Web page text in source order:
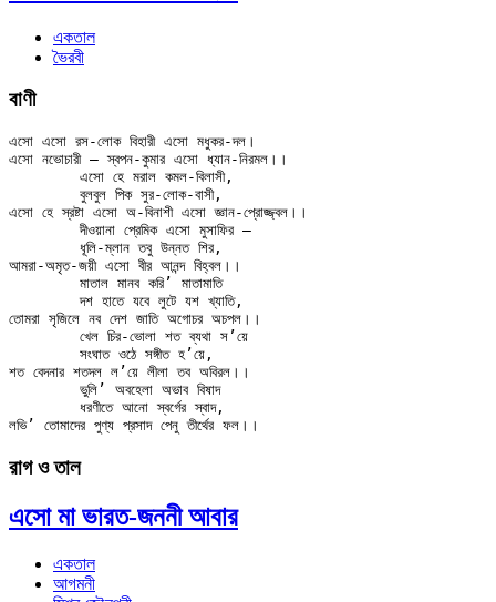
একতাল
ভৈরবী
বাণী
এসো এসো রস-লোক বিহারী এসো মধুকর-দল।
এসো নভোচারী — স্বপন-কুমার এসো ধ্যান-নিরমল।।
এসো হে স্রষ্টা এসো অ-বিনাশী এসো জ্ঞান-প্রোজ্জ্বল।।
	দীওয়ানা প্রেমিক এসো মুসাফির —
আমরা-অমৃত-জয়ী এসো বীর আনন্দ বিহ্বল।।
	দশ হাতে যবে লুটে যশ খ্যাতি,
তোমরা সৃজিলে নব দেশ জাতি অগোচর অচপল।।
শত বেদনার শতদল ল’য়ে লীলা তব অবিরল।।
রাগ ও তাল
এসো মা ভারত-জননী আবার
একতাল
আগমনী